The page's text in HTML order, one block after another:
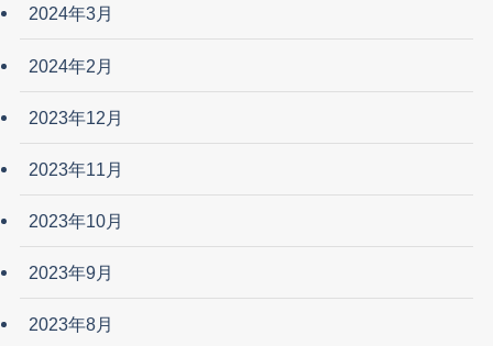
2024年3月
2024年2月
2023年12月
2023年11月
2023年10月
2023年9月
2023年8月